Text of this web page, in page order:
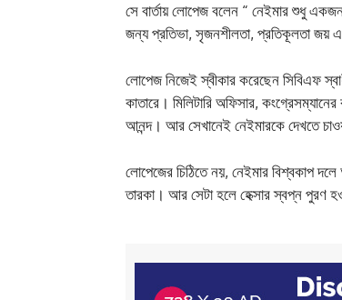
সে বার্তায় লোপেজ বলেন “ নেইমার শুধু
জন্য প্রতিভা, সৃজনশীলতা, প্রতিকূলতা জয়
লোপেজ নিজেই স্বীকার করেছেন সিবিএফ
কাতারে। মিলিটারি অফিসার,
আনন্দ। আর সেখানেই নেইমারকে দেখতে
লোপেজের চিঠিতে নয়, নেইমার বিশ্বকাপ
তারকা। আর সেটা হলে হেক্সার স্বপ্ন পুরণ